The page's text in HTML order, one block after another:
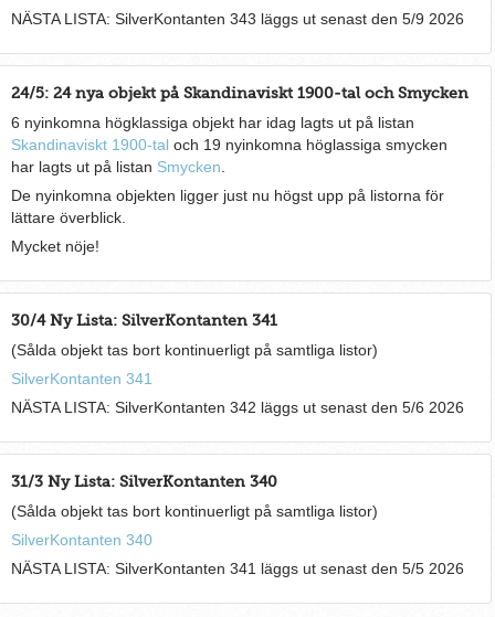
NÄSTA LISTA: SilverKontanten 343 läggs ut senast den 5/9 2026
24/5: 24 nya objekt på Skandinaviskt 1900-tal och Smycken
6 nyinkomna högklassiga objekt har idag lagts ut på listan
Skandinaviskt 1900-taloch 19 nyinkomna höglassiga smycken
har lagts ut på listan Smycken
De nyinkomna objekten ligger just nu högst upp på listorna för
lättare överblick.
Mycket nöje!
30/4 Ny Lista: SilverKontanten 341
(Sålda objekt tas bort kontinuerligt på samtliga listor)
SilverKontanten 341
NÄSTA LISTA: SilverKontanten 342 läggs ut senast den 5/6 2026
31/3 Ny Lista: SilverKontanten 340
(Sålda objekt tas bort kontinuerligt på samtliga listor)
SilverKontanten 340
NÄSTA LISTA: SilverKontanten 341 läggs ut senast den 5/5 2026